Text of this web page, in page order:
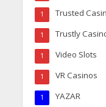
Trusted
1
Trustly
1
Video Slots
1
VR Casinos
1
YAZAR
1